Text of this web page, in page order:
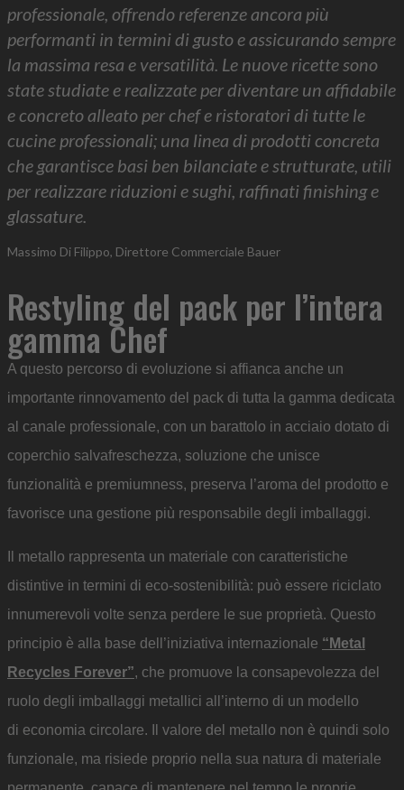
professionale, offrendo referenze ancora più
performanti in termini di gusto e assicurando sempre
la massima resa e versatilità. Le nuove ricette sono
state studiate e realizzate per diventare un affidabile
e concreto alleato per chef e ristoratori di tutte le
cucine professionali; una linea di prodotti concreta
che garantisce basi ben bilanciate e strutturate, utili
per realizzare riduzioni e sughi, raffinati finishing e
glassature.
Massimo Di Filippo, Direttore Commerciale Bauer
Restyling del pack per l’intera
gamma Chef
A questo percorso di evoluzione si affianca anche un
importante rinnovamento del pack di tutta la gamma dedicata
al canale professionale, con un barattolo in acciaio dotato di
coperchio salvafreschezza, soluzione che unisce
funzionalità e premiumness, preserva l’aroma del prodotto e
favorisce una gestione più responsabile degli imballaggi.
Il metallo rappresenta un materiale con caratteristiche
distintive in termini di eco-sostenibilità: può essere riciclato
innumerevoli volte senza perdere le sue proprietà. Questo
principio è alla base dell’iniziativa internazionale “Metal
Recycles Forever”, che promuove la consapevolezza del
ruolo degli imballaggi metallici all’interno di un modello
di economia circolare. Il valore del metallo non è quindi solo
funzionale, ma risiede proprio nella sua natura di materiale